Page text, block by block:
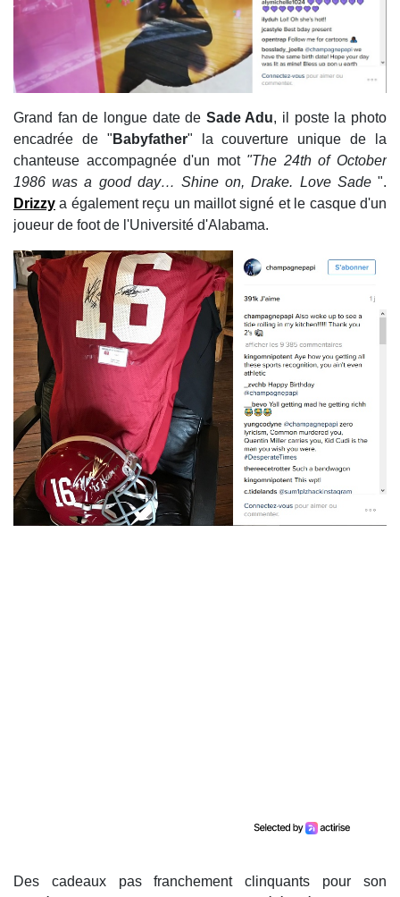
Grand fan de longue date de Sade Adu, il poste la photo
encadrée de " Babyfather" la couverture unique de la
chanteuse accompagnée d'un mot "The 24th of October
1986 was a good day… Shine on, Drake. Love Sade".
Drizzy a également reçu un maillot signé et le casque d'un
joueur de foot de l'Université d'Alabama.
Des cadeaux pas franchement clinquants pour son